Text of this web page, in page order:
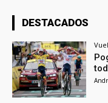
DESTACADOS